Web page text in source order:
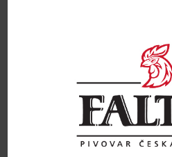
Etiketa sudová MILOTA 11%
Přidat do košíku